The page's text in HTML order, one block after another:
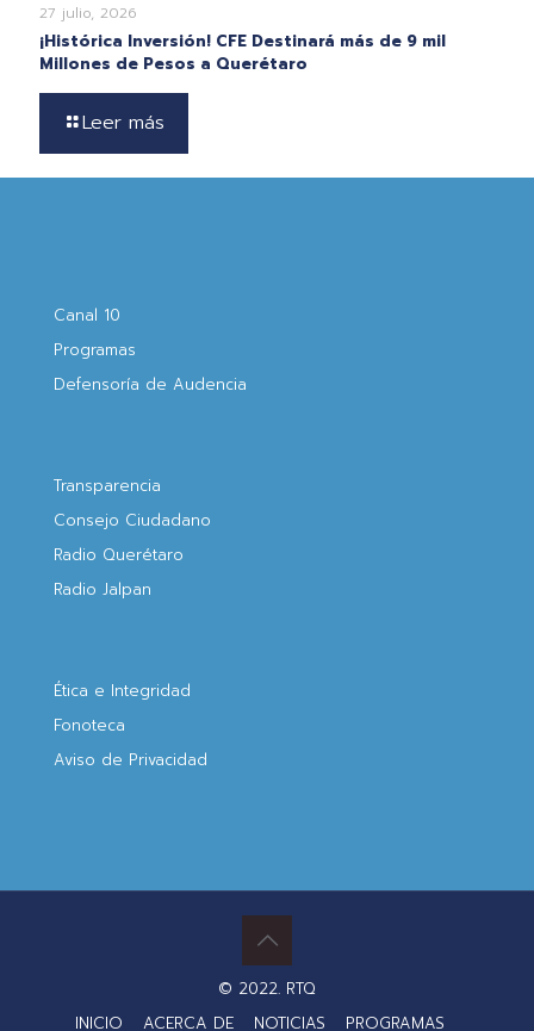
27 julio, 2026
¡Histórica Inversión! CFE Destinará más de 9 mil
Millones de Pesos a Querétaro
Leer más
Canal 10
Programas
Defensoría de Audencia
Transparencia
Consejo Ciudadano
Radio Querétaro
Radio Jalpan
Ética e Integridad
Fonoteca
Aviso de Privacidad
© 2022. RTQ
INICIO
ACERCA DE NOTICIAS PROGRAMAS